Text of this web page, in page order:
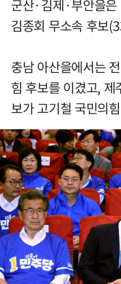
군산·김제·부안을
김종회 무소속 후보
충남 아산을에서는
힘 후보를 이겼고,
보가 고기철 국민의